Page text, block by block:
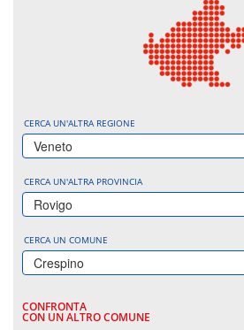
CERCA UN'ALTRA REGIONE
Veneto
CERCA UN'ALTRA PROVINCIA
Rovigo
CERCA UN COMUNE
Crespino
CONFRONTA
CON UN ALTRO COMUNE